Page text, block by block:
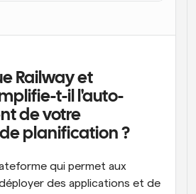
Railway et
t-il l'auto-
de votre
planification ?
qui permet aux
des applications et de